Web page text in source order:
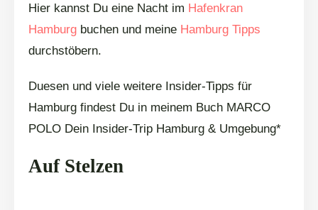
Hier kannst Du eine Nacht im Hafenkran
Hamburg buchen und meine Hamburg Tipps
durchstöbern.
Duesen und viele weitere Insider-Tipps für
Hamburg findest Du in meinem Buch MARCO
POLO Dein Insider-Trip Hamburg & Umgebung*
Auf Stelzen